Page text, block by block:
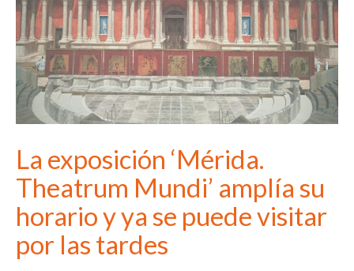
La exposición ‘Mérida.
Theatrum Mundi’ amplía su
horario y ya se puede visitar
por las tardes